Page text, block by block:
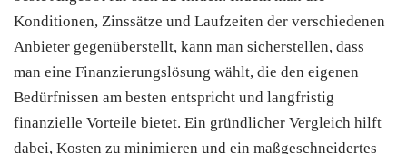
Konditionen, Zinssätze und Laufzeiten der verschiedenen
Anbieter gegenüberstellt, kann man sicherstellen, dass
man eine Finanzierungslösung wählt, die den eigenen
Bedürfnissen am besten entspricht und langfristig
finanzielle Vorteile bietet. Ein gründlicher Vergleich hilft
dabei, Kosten zu minimieren und ein maßgeschneidertes